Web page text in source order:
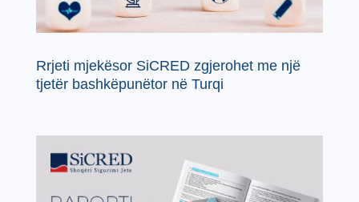
Rrjeti mjekësor SiCRED zgjerohet me një
tjetër bashkëpunëtor në Turqi